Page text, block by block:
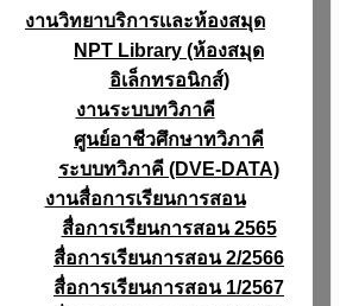
งานวิทยาบริการเเละห้องสมุด
NPT Library (ห้องสมุด
อิเล็กทรอนิกส์)
งานระบบทวิภาคี
ศูนย์อาชีวศึกษาทวิภาคี
ระบบทวิภาคี (DVE-DATA)
งานสื่อการเรียนการสอน
สื่อการเรียนการสอน 2565
สื่อการเรียนการสอน 2/2566
สื่อการเรียนการสอน 1/2567